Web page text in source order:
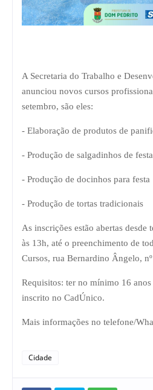
A Secretaria do Trabalho e
anunciou novos cursos
setembro, são eles:
- Elaboração de produtos de
- Produção de salgadinhos de festa
- Produção de docinhos para festa
- Produção de tortas tradicionais
As inscrições estão abertas desde
às 13h, até o preenchimento de
Cursos, rua Bernardino Ângelo,
Requisitos: ter no mínimo 16
inscrito no CadÚnico.
Mais informações no telefone/
Cidade